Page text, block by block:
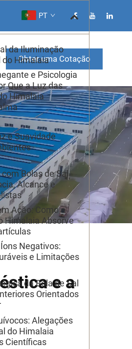
PT
Obter uma Cotação
e a
da Iluminação
do Himalaia
e Psicologia
Que a Luz das
Himalaia
e Suavidade
Bolas de Sal
Alcance e
Ação: Como a
Himalaia Absorve
Negativos:
e Limitações
da Bola de Sal
Orientados
Alegações
do Himalaia
Científicas